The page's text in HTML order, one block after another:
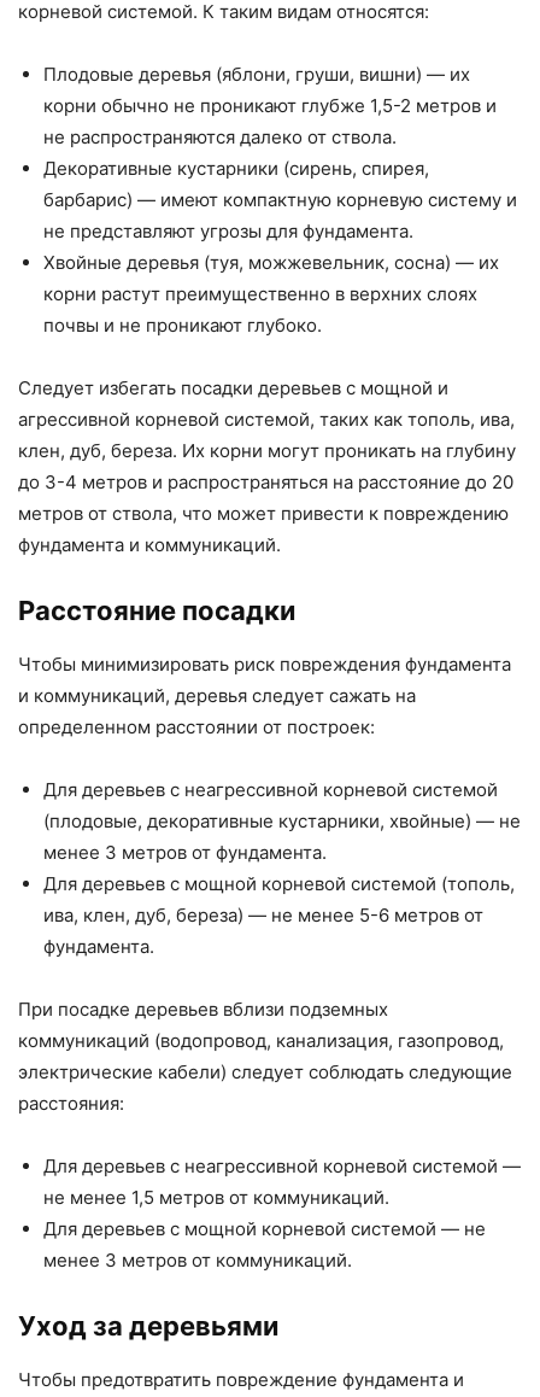
корневой системой. К таким видам относятся:
Плодовые деревья (яблони, груши, вишни) — их
корни обычно не проникают глубже 1,5-2 метров и
не распространяются далеко от ствола.
Декоративные кустарники (сирень, спирея,
барбарис) — имеют компактную корневую систему и
не представляют угрозы для фундамента.
Хвойные деревья (туя, можжевельник, сосна) — их
корни растут преимущественно в верхних слоях
почвы и не проникают глубоко.
Следует избегать посадки деревьев с мощной и
агрессивной корневой системой, таких как тополь, ива,
клен, дуб, береза. Их корни могут проникать на глубину
до 3-4 метров и распространяться на расстояние до 20
метров от ствола, что может привести к повреждению
фундамента и коммуникаций.
Расстояние посадки
Чтобы минимизировать риск повреждения фундамента
и коммуникаций, деревья следует сажать на
определенном расстоянии от построек:
Для деревьев с неагрессивной корневой системой
(плодовые, декоративные кустарники, хвойные) — не
менее 3 метров от фундамента.
Для деревьев с мощной корневой системой (тополь,
ива, клен, дуб, береза) — не менее 5-6 метров от
фундамента.
При посадке деревьев вблизи подземных
коммуникаций (водопровод, канализация, газопровод,
электрические кабели) следует соблюдать следующие
расстояния:
Для деревьев с неагрессивной корневой системой —
не менее 1,5 метров от коммуникаций.
Для деревьев с мощной корневой системой — не
менее 3 метров от коммуникаций.
Уход за деревьями
Чтобы предотвратить повреждение фундамента и